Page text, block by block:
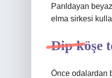
Parıldayan
elma sirkesi
Dip köşe
Önce odalardan